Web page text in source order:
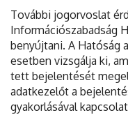
További jogorvoslat
Információszabadság
benyújtani. A Hatóság
esetben vizsgálja ki,
tett bejelentését
adatkezelőt a
gyakorlásával